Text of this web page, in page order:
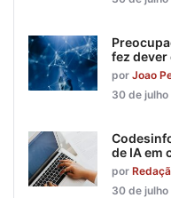
fez dever
por Joao
30 de
de IA em
por
30 de